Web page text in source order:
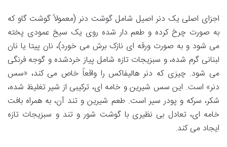
اجزای اصلی یک دنر اصیل شامل گوشت دنر (معمولاً گوشت گاو که
به صورت چرخ کرده و طعم دار شده روی یک سیخ عمودی پخته
می شود و به صورت ورقه ای نازک برش می خورد)، نان پیتا یا نان
لبنانی گرم شده، و سبزیجات تازه شامل پیاز خردشده و گوجه فرنگی
می شود. چیزی که دنر هالیفاکس را واقعاً خاص می کند، «سس
دنر» است. این سس شیرین و خامه ای، ترکیبی از شیر تغلیظ شده،
شکر، سرکه و پودر سیر است. طعم شیرین و تند آن، به همراه بافت
خامه ای، تعادل بی نظیری با گوشت شور و تند و سبزیجات تازه
ایجاد می کند.